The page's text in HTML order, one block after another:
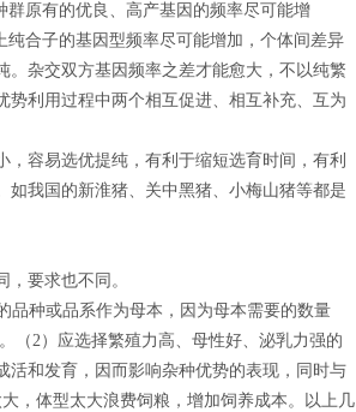
群原有的优良、高产基因的频率尽可能增
合子的基因型频率尽可能增加，个体间差异
杂交双方基因频率之差才能愈大，不以纯繁
利用过程中两个相互促进、相互补充、互为
容易选优提纯，有利于缩短选育时间，有利
我国的新淮猪、关中黑猪、小梅山猪等都是
要求也不同。
种或品系作为母本，因为母本需要的数量
（2）应选择繁殖力高、母性好、泌乳力强的
活和发育，因而影响杂种优势的表现，同时与
，体型太大浪费饲粮，增加饲养成本。以上几